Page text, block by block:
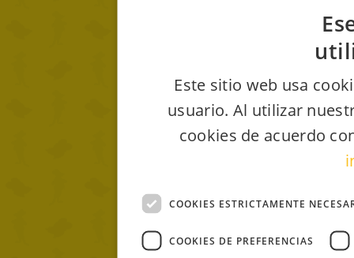
Este sitio web usa
usuario. Al utilizar
cookies de acuerdo
COOKIES ESTRICTAMENTE
COOKIES DE PREFERENCIAS